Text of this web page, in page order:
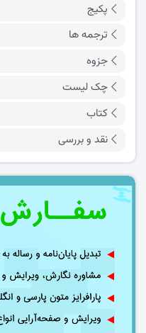
پکیج
ترجمه ها
جزوه
چک لیست
کتاب
نقد و بررسی